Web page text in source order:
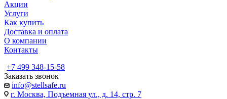
Акции
Услуги
Как купить
Доставка и оплата
О компании
Контакты
+7 499 348-15-58
Заказать звонок
info@stellsafe.ru
г. Москва, Подъемная ул., д. 14, стр. 7